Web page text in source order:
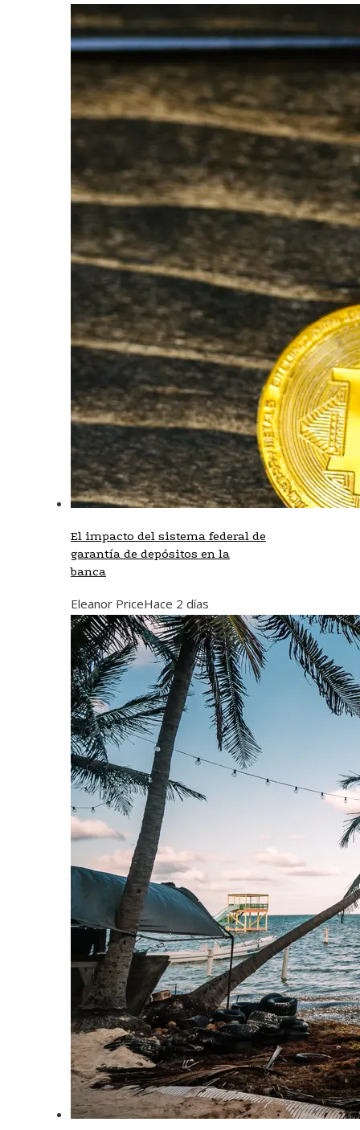
El impacto del sistema federal de
garantía de depósitos en la
banca
Eleanor PriceHace 2 días